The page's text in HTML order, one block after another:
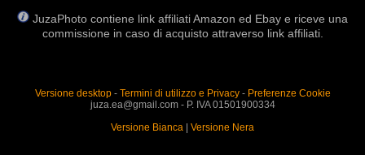
JuzaPhoto contiene link affiliati Amazon ed Ebay e riceve una
commissione in caso di acquisto attraverso link affiliati.
Versione desktop- Termini di utilizzo e Privacy- Preferenze Cookie
juza.ea@gmail.com - P. IVA 01501900334
Versione Bianca | Versione Nera